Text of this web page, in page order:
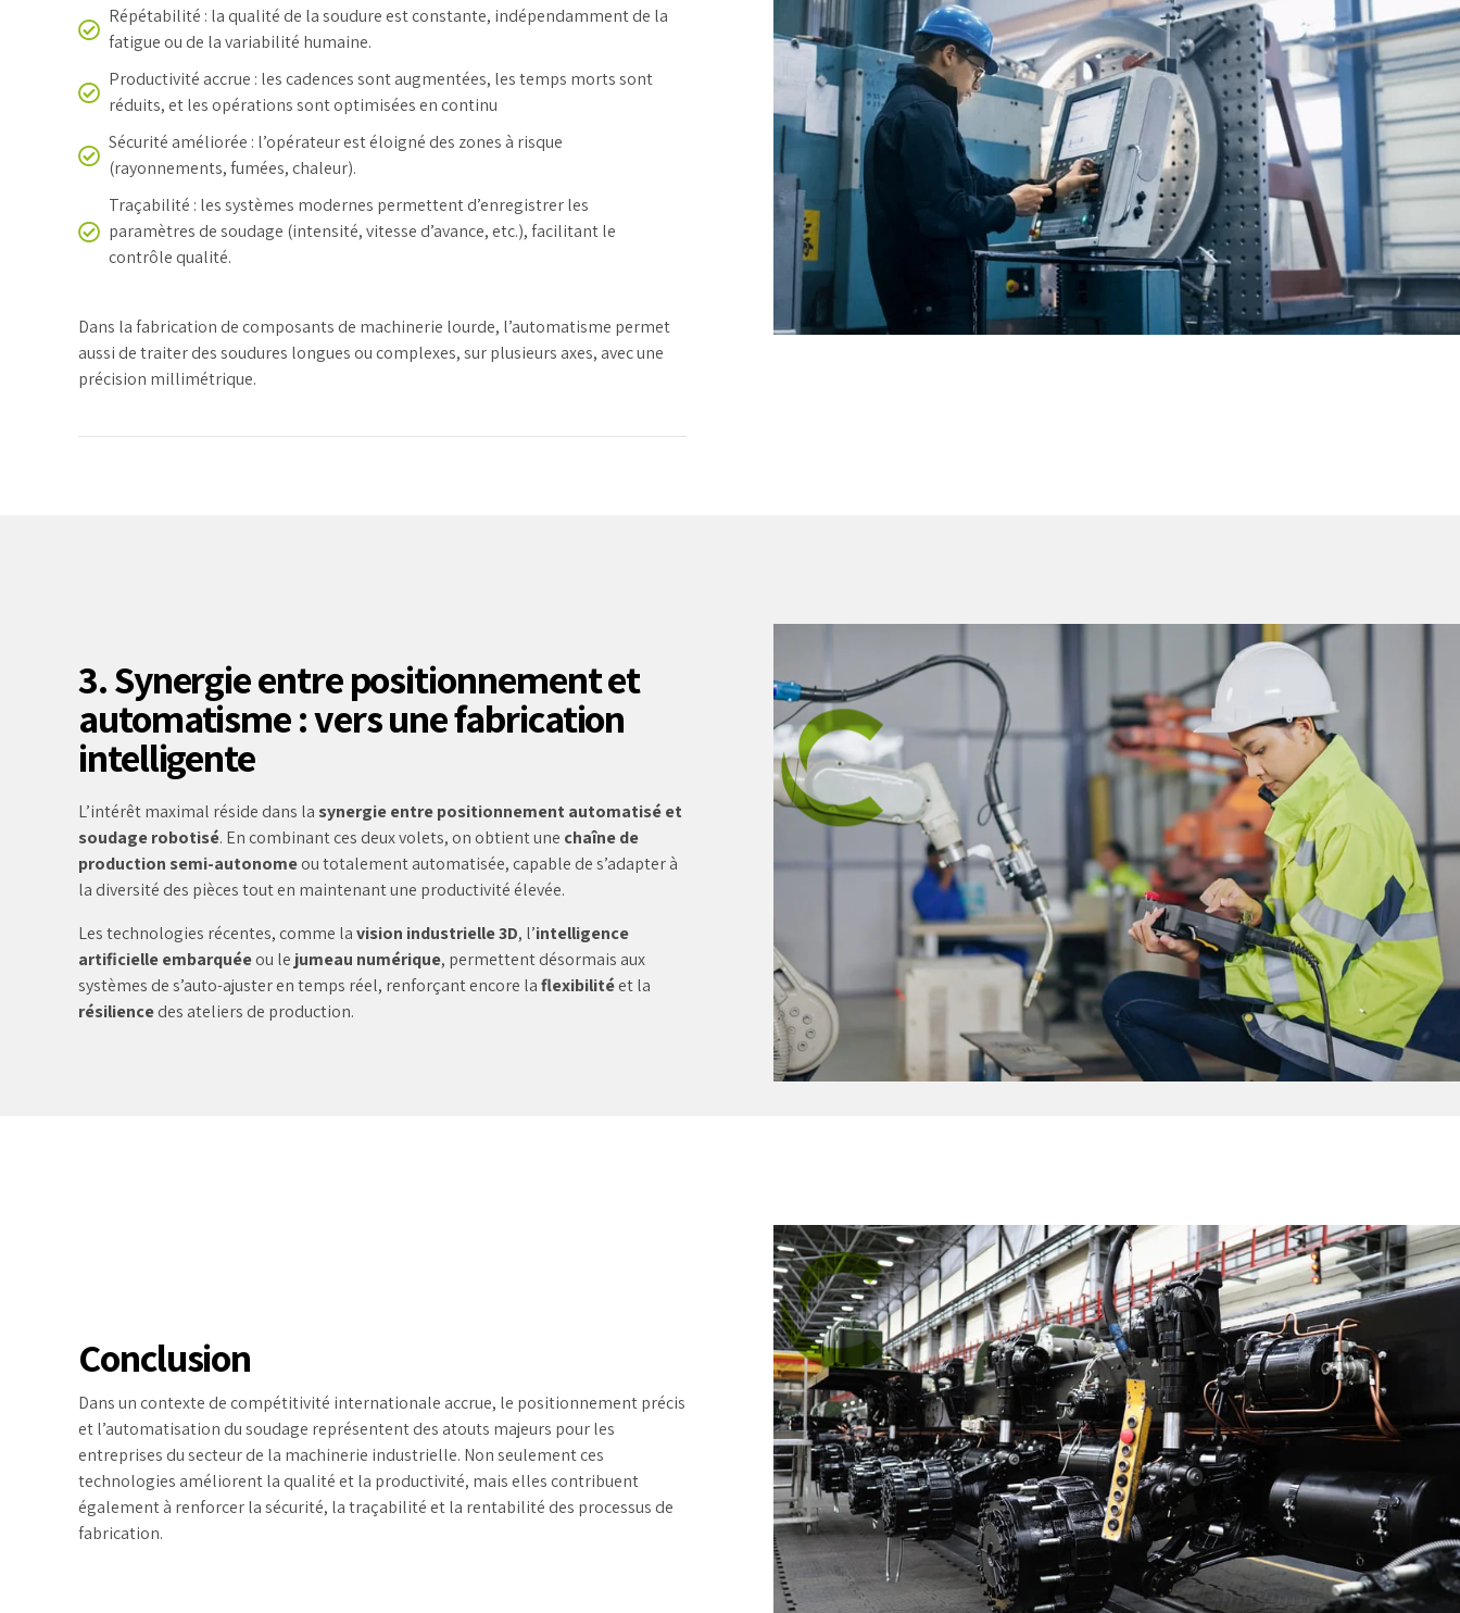
Répétabilité : la qualité de la soudure est constante, indépendamment de la
fatigue ou de la variabilité humaine.
Productivité accrue : les cadences sont augmentées, les temps morts sont
réduits, et les opérations sont optimisées en continu
Sécurité améliorée : l’opérateur est éloigné des zones à risque
(rayonnements, fumées, chaleur).
Traçabilité : les systèmes modernes permettent d’enregistrer les
paramètres de soudage (intensité, vitesse d’avance, etc.), facilitant le
contrôle qualité.
Dans la fabrication de composants de machinerie lourde, l’automatisme permet
aussi de traiter des soudures longues ou complexes, sur plusieurs axes, avec une
précision millimétrique.
3. Synergie entre positionnement et
automatisme : vers une fabrication
intelligente
L’intérêt maximal réside dans lasynergie entre positionnement automatisé et
soudage robotisé. En combinant ces deux volets, on obtient une chaîne de
production semi-autonomeou totalement automatisée, capable de s’adapter à
la diversité des pièces tout en maintenant une productivité élevée.
Les technologies récentes, comme lavision industrielle 3D, l’intelligence
artificielle embarquéeou le jumeau numérique, permettent désormais aux
systèmes de s’auto-ajuster en temps réel, renforçant encore laflexibilitéet la
résiliencedes ateliers de production.
Conclusion
Dans un contexte de compétitivité internationale accrue, le positionnement précis
et l’automatisation du soudage représentent des atouts majeurs pour les
entreprises du secteur de la machinerie industrielle. Non seulement ces
technologies améliorent la qualité et la productivité, mais elles contribuent
également à renforcer la sécurité, la traçabilité et la rentabilité des processus de
fabrication.